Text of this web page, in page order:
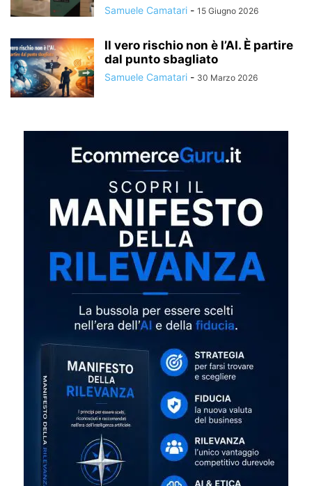
Samuele Camatari - 15 Giugno 2026
Il vero rischio non è l’AI. È partire
dal punto sbagliato
Samuele Camatari - 30 Marzo 2026